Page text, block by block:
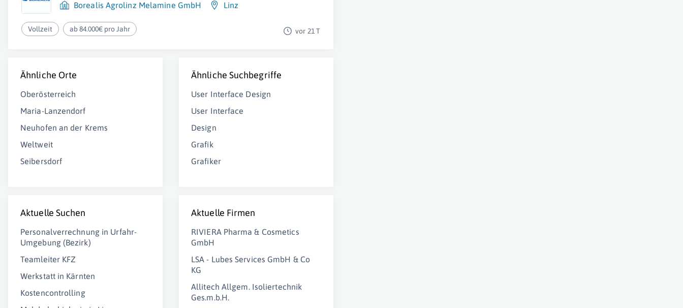
Borealis Agrolinz Melamine GmbH Linz
Vollzeit ab 84.000€ pro Jahr vor 21 T
Ähnliche Orte
Oberösterreich
Maria-Lanzendorf
Neuhofen an der Krems
Weltweit
Seibersdorf
Ähnliche Suchbegriffe
User Interface Design
User Interface
Design
Grafik
Grafiker
Aktuelle Suchen
Personalverrechnung in Urfahr-
Umgebung (Bezirk)
Teamleiter KFZ
Werkstatt in Kärnten
Kostencontrolling
Aktuelle Firmen
RIVIERA Pharma & Cosmetics
GmbH
LSA - Lubes Services GmbH & Co
KG
Allitech Allgem. Isoliertechnik
Ges.m.b.H.